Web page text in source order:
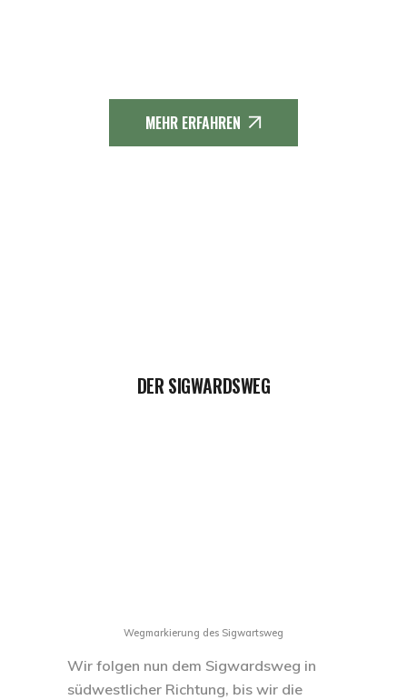
MEHR ERFAHREN
DER SIGWARDSWEG
Wegmarkierung des Sigwartsweg
Wir folgen nun dem Sigwardsweg in
südwestlicher Richtung, bis wir die